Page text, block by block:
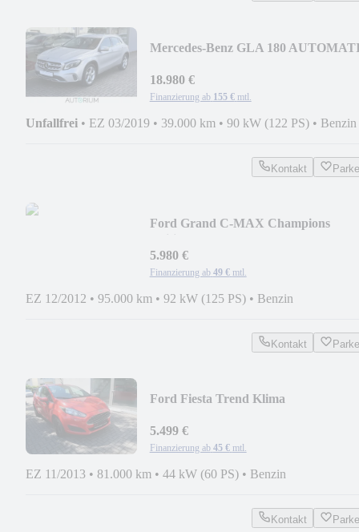
Mercedes-Benz GLA 180
18.980 €
Finanzierung ab 155 € mtl.
Unfallfrei • EZ 03/2019 • 39.000 km • 90 kW (122 PS) • Benzin
Kontakt
Ford Grand C-MAX Champions
5.980 €
Finanzierung ab 49 € mtl.
EZ 12/2012 • 95.000 km • 92 kW (125 PS) • Benzin
Kontakt
Ford Fiesta Trend Klima
5.499 €
Finanzierung ab 45 € mtl.
EZ 11/2013 • 81.000 km • 44 kW (60 PS) • Benzin
Kontakt